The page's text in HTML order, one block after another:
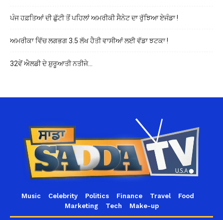
ਪੰਜ ਹਫ਼ਤਿਆਂ ਦੀ ਛੁੱਟੀ ਤੋਂ ਪਹਿਲਾਂ ਅਮਰੀਕੀ ਸੈਨੇਟ ਦਾ ਰੁੱਝਿਆ ਏਜੰਡਾ !
ਅਮਰੀਕਾ ਵਿੱਚ ਲਗਭਗ 3.5 ਲੱਖ ਹੈਤੀ ਵਾਸੀਆਂ ਲਈ ਵੱਡਾ ਝਟਕਾ !
32ਵੇਂ ਐਲਡੀ ਦੇ ਸ਼ੁਰੂਆਤੀ ਨਤੀਜੇ…
Music Celebrity Politics Finance Travel
Food
Marketing
Tech Make-up